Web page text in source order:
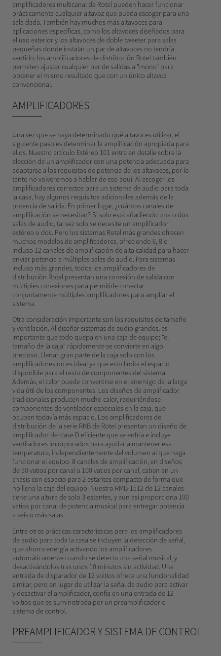
amplificadores multicanal de Rotel pueden hacer funcionar
prácticamente cualquier altavoz que pueda escoger para una
sala dada. También hay muchos más altavoces para
aplicaciones específicas, como los altavoces diseñados para
el uso exterior y los altavoces de doble tweeter para salas
pequeñas donde instalar un par de altavoces no tendría
sentido; los amplificadores de distribución Rotel también
permiten ajustar cualquier par de salidas a "mono" para
obtener el mismo resultado que con un único altavoz
convencional.
AMPLIFICADORES
Una vez que se haya determinado qué altavoces utilizar, el
siguiente paso es determinar la amplificación apropiada para
ellos. Nuestro artículo Estéreo 101 entra en detalle sobre la
elección de un amplificador con una potencia adecuada para
adaptarse a los requisitos de potencia de los altavoces, por lo
tanto no volveremos a hablar de eso aquí. Al escoger los
amplificadores correctos para un sistema de audio para toda
la casa, hay algunos requisitos adicionales además de la
potencia de salida. En primer lugar, ¿cuántos canales de
amplificación se necesitan? Si solo está añadiendo una o dos
salas de audio, tal vez solo se necesite un amplificador
estéreo o dos. Pero los sistemas Rotel más grandes ofrecen
muchos modelos de amplificadores, ofreciendo 6, 8 o
incluso 12 canales de amplificación de alta calidad para hacer
enviar potencia a múltiples salas de audio. Para sistemas
incluso más grandes, todos los amplificadores de
distribución Rotel presentan una conexión de salida con
múltiples conexiones para permitirle conectar
conjuntamente múltiples amplificadores para ampliar el
sistema.
Otra consideración importante son los requisitos de tamaño
y ventilación. Al diseñar sistemas de audio grandes, es
importante que todo quepa en una caja de equipo; "el
tamaño de la caja" rápidamente se convierte en algo
precioso. Llenar gran parte de la caja solo con los
amplificadores no es ideal ya que esto limita el espacio
disponible para el resto de componentes del sistema.
Además, el calor puede convertirse en el enemigo de la larga
vida útil de los componentes. Los diseños de amplificador
tradicionales producen mucho calor, requiriéndose
componentes de ventilador especiales en la caja, que
ocupan todavía más espacio. Los amplificadores de
distribución de la serie RKB de Rotel presentan un diseño de
amplificador de clase D eficiente que se enfría e incluye
ventiladores incorporados para ayudar a mantener esa
temperatura, independientemente del volumen al que haga
funcionar el equipo. 8 canales de amplificación, en diseños
de 50 vatios por canal o 100 vatios por canal, caben en un
chasis con espacio para 2 estantes compacto de forma que
no llena la caja del equipo. Nuestro RMB-1512 de 12 canales
tiene una altura de solo 3 estantes, y aun así proporciona 100
vatios por canal de potencia musical para entregar potencia
a seis o más salas.
Entre otras prácticas características para los amplificadores
de audio para toda la casa se incluyen la detección de señal,
que ahorra energía activando los amplificadores
automáticamente cuando se detecta una señal musical, y
desactivándolos tras unos 10 minutos sin actividad. Una
entrada de disparador de 12 voltios ofrece una funcionalidad
similar, pero en lugar de utilizar la señal de audio para activar
y desactivar el amplificador, confía en una entrada de 12
voltios que es suministrada por un preamplificador o
sistema de control.
PREAMPLIFICADOR Y SISTEMA DE CONTROL